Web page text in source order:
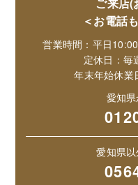
＜お電話
営業時間：平日
定休日：毎
年末年始休業
愛知
愛知県